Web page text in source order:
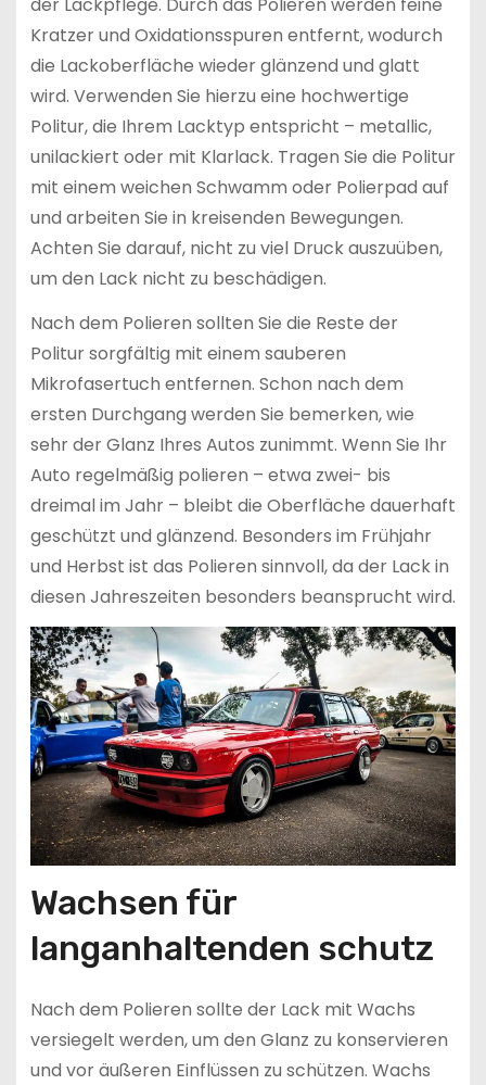
der Lackpflege. Durch das Polieren werden feine
Kratzer und Oxidationsspuren entfernt, wodurch
die Lackoberfläche wieder glänzend und glatt
wird. Verwenden Sie hierzu eine hochwertige
Politur, die Ihrem Lacktyp entspricht – metallic,
unilackiert oder mit Klarlack. Tragen Sie die Politur
mit einem weichen Schwamm oder Polierpad auf
und arbeiten Sie in kreisenden Bewegungen.
Achten Sie darauf, nicht zu viel Druck auszuüben,
um den Lack nicht zu beschädigen.
Nach dem Polieren sollten Sie die Reste der
Politur sorgfältig mit einem sauberen
Mikrofasertuch entfernen. Schon nach dem
ersten Durchgang werden Sie bemerken, wie
sehr der Glanz Ihres Autos zunimmt. Wenn Sie Ihr
Auto regelmäßig polieren – etwa zwei- bis
dreimal im Jahr – bleibt die Oberfläche dauerhaft
geschützt und glänzend. Besonders im Frühjahr
und Herbst ist das Polieren sinnvoll, da der Lack in
diesen Jahreszeiten besonders beansprucht wird.
Wachsen für
langanhaltenden schutz
Nach dem Polieren sollte der Lack mit Wachs
versiegelt werden, um den Glanz zu konservieren
und vor äußeren Einflüssen zu schützen. Wachs